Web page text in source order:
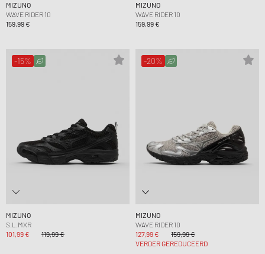
MIZUNO
WAVE RIDER 10
159,99 €
MIZUNO
WAVE RIDER 10
159,99 €
-15%
MIZUNO
S.L.MXR
101,99 €
119,99 €
-20%
MIZUNO
WAVE RIDER 10
127,99 €
159,99 €
VERDER GEREDUCEERD